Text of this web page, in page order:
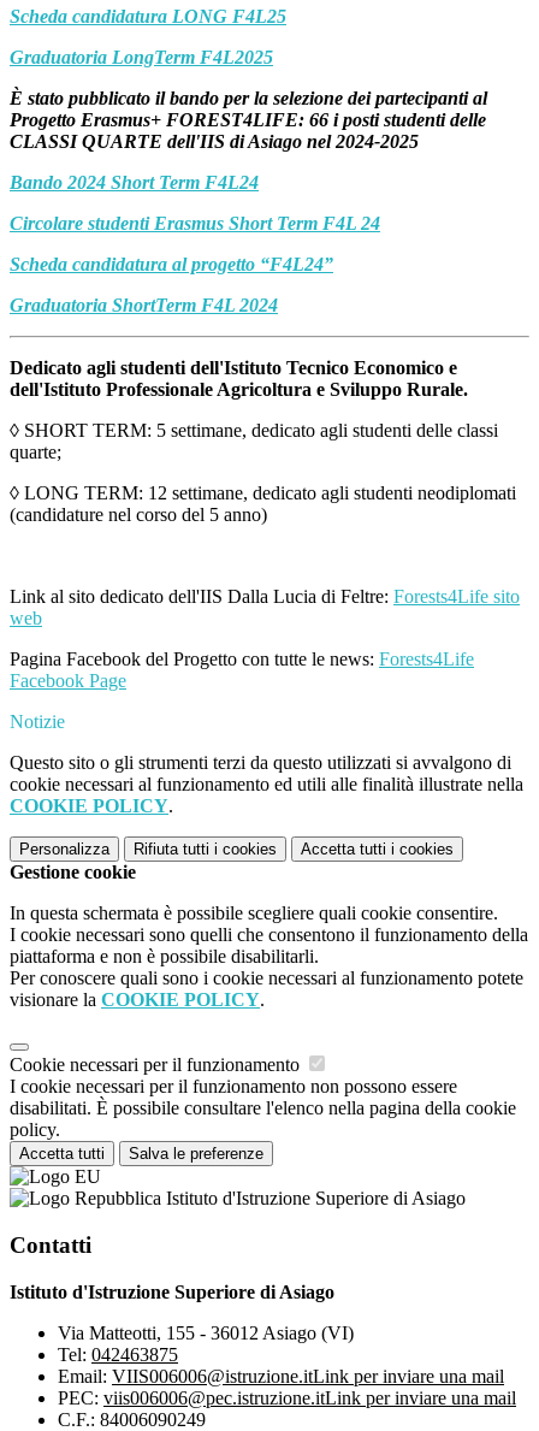
Scheda candidatura LONG F4L25
Graduatoria LongTerm F4L2025
È stato pubblicato il bando per la selezione dei partecipanti al
Progetto Erasmus+ FOREST4LIFE: 66 i posti studenti delle
CLASSI QUARTE dell'IIS di Asiago nel 2024-2025
Bando 2024 Short Term F4L24
Circolare studenti Erasmus Short Term F4L 24
Scheda candidatura al progetto “F4L24”
Graduatoria ShortTerm F4L 2024
Dedicato agli studenti dell'Istituto Tecnico Economico e
dell'Istituto Professionale Agricoltura e Sviluppo Rurale.
◊ SHORT TERM: 5 settimane, dedicato agli studenti delle classi
quarte;
◊ LONG TERM: 12 settimane, dedicato agli studenti neodiplomati
(candidature nel corso del 5 anno)
Link al sito dedicato dell'IIS Dalla Lucia di Feltre: Forests4Life sito
web
Pagina Facebook del Progetto con tutte le news: Forests4Life
Facebook Page
Notizie
Questo sito o gli strumenti terzi da questo utilizzati si avvalgono di
cookie necessari al funzionamento ed utili alle finalità illustrate nella
COOKIE POLICY.
Personalizza Rifiuta tutti i cookies Accetta tutti i cookies
Gestione cookie
In questa schermata è possibile scegliere quali cookie consentire.
I cookie necessari sono quelli che consentono il funzionamento della
piattaforma e non è possibile disabilitarli.
Per conoscere quali sono i cookie necessari al funzionamento potete
visionare la COOKIE POLICY.
Cookie necessari per il funzionamento
I cookie necessari per il funzionamento non possono essere
disabilitati. È possibile consultare l'elenco nella pagina della cookie
policy.
Accetta tutti Salva le preferenze
Istituto d'Istruzione Superiore di Asiago
Contatti
Istituto d'Istruzione Superiore di Asiago
Via Matteotti, 155 - 36012 Asiago (VI)
Tel: 042463875
Email: VIIS006006@istruzione.itLink per inviare una mail
PEC: viis006006@pec.istruzione.itLink per inviare una mail
C.F.: 84006090249